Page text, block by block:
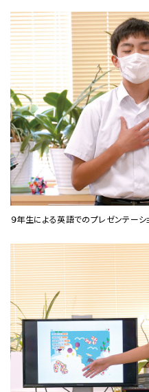
９年生による英語でのプレゼンテーシ